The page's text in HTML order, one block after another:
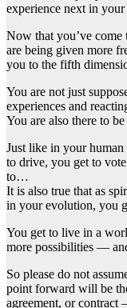
experience next in your
Now that you’ve
are being given more
you to the fifth
You are not just
experiences and
You are also there to
Just like in your
to drive, you get to
to…
It is also true that as
in your evolution, you
You get to live in a
more possibilities —
So please do not
point forward will be
agreement, or contract